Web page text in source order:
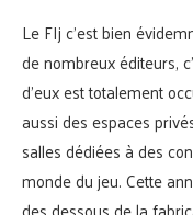
Le FIj c’est bien
de nombreux éditeurs,
d’eux est totalement
aussi des espaces
salles dédiées à des
monde du jeu. Cette